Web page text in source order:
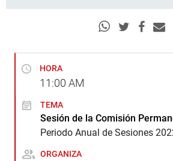
HORA
11:00 AM
TEMA
Sesión de la Comisión
Periodo Anual de Sesiones
ORGANIZA